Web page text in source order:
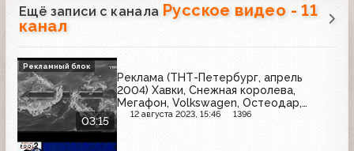
Ещё записи с канала Русское видео - 11
канал
03:15
Реклама (ТНТ-Петербург, апрель
2004) Хавки, Снежная королева,
Мегафон, Volkswagen, Остеодар,
Gorenje, Супрастин, Candy
12 августа 2023, 15:46 1396
Рекламный блок